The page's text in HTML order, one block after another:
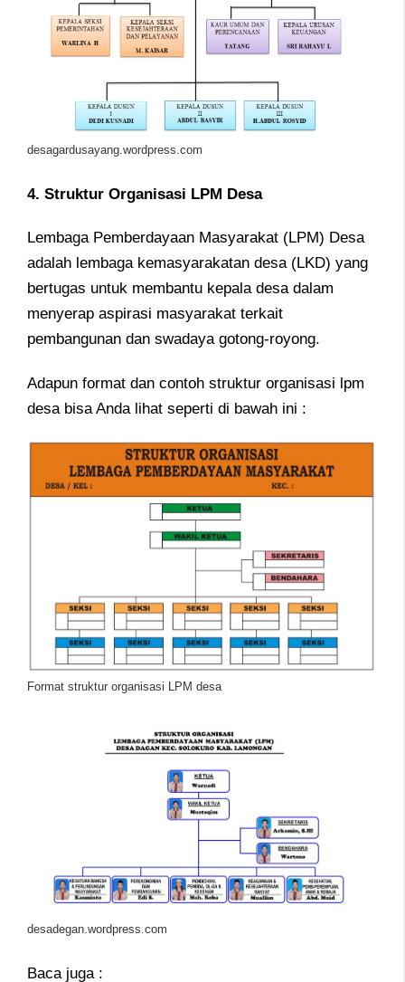
desagardusayang.wordpress.com
4. Struktur Organisasi LPM Desa
Lembaga Pemberdayaan Masyarakat (LPM) Desa
adalah lembaga kemasyarakatan desa (LKD) yang
bertugas untuk membantu kepala desa dalam
menyerap aspirasi masyarakat terkait
pembangunan dan swadaya gotong-royong.
Adapun format dan contoh struktur organisasi lpm
desa bisa Anda lihat seperti di bawah ini :
Format struktur organisasi LPM desa
desadegan.wordpress.com
Baca juga :